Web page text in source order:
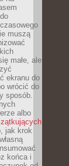
muszą
małe, ale
ekranu do
wrócić do
sposób.
albo
jak krok
końca i